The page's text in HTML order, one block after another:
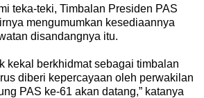
teka-teki, Timbalan Presiden PAS
mengumumkan kesediaannya
disandangnya itu.
kekal berkhidmat sebagai timbalan
diberi kepercayaan oleh perwakilan
PAS ke-61 akan datang,” katanya